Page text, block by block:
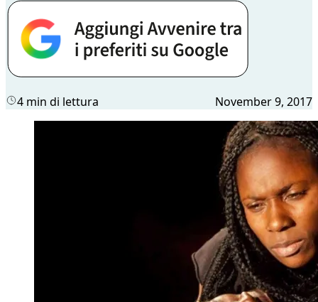
4 min di lettura November 9, 2017